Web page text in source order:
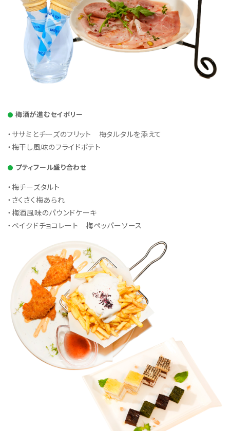
梅酒が進むセイボリー
・ササミとチーズのフリット 梅タルタルを添えて
・梅干し風味のフライドポテト
プティフール盛り合わせ
・梅チーズタルト
・さくさく梅あられ
・梅酒風味のパウンドケーキ
・ベイクドチョコレート 梅ペッパーソース